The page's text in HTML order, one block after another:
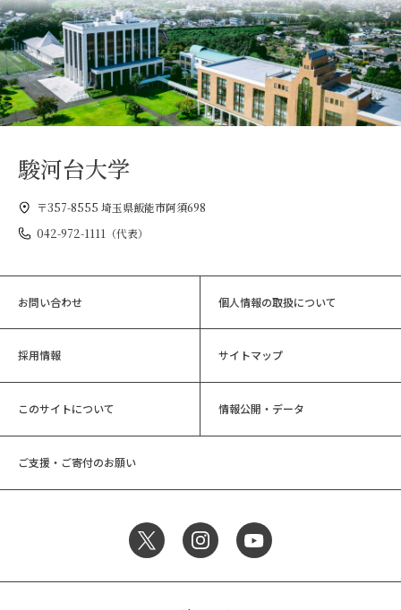
駿河台大学
〒357-8555 埼玉県飯能市阿須698
042-972-1111（代表）
お問い合わせ 個人情報の取扱について
採用情報 サイトマップ
このサイトについて 情報公開・データ
ご支援・ご寄付のお願い